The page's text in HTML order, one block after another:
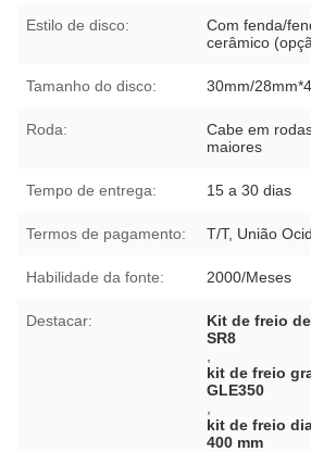
Estilo de disco:
Com fenda/
cerâmico
Tamanho do disco: 30mm/28mm*4
Roda:
Cabe em
maiores
Tempo de entrega: 15 a 30 dias
Termos de pagamento: T/T, União
Habilidade da fonte: 2000/Meses
Destacar:
Kit de freio
SR8
kit de freio
GLE350
kit de freio
400 mm